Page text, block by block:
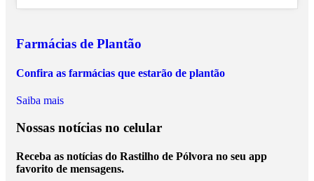
Farmácias de Plantão
Confira as farmácias que estarão de plantão
Saiba mais
Nossas notícias no celular
Receba as notícias do Rastilho de Pólvora no seu app
favorito de mensagens.